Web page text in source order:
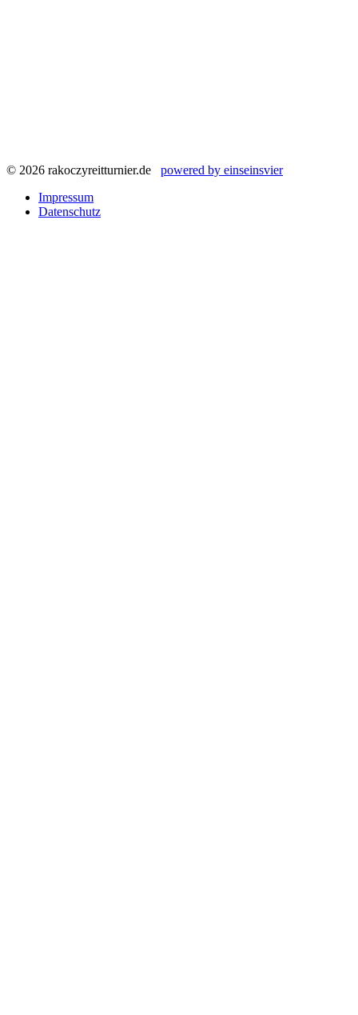
© 2026 rakoczyreitturnier.de powered by einseinsvier
Impressum
Datenschutz